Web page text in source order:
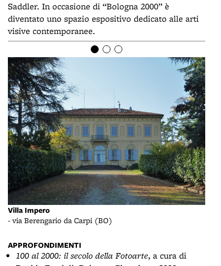
Saddler. In occasione di “Bologna 2000” è
diventato uno spazio espositivo dedicato alle arti
visive contemporanee.
Villa Impero
- via Berengario da Carpi (BO)
APPROFONDIMENTI
100 al 2000: il secolo della Fotoarte, a cura di